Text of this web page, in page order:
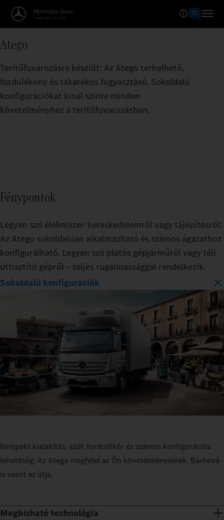
Atego
Terítőfuvarozásra készült: Az Atego terhelhető,
fordulékony és takarékos fogyasztású. Sokoldalú
konfigurációkat kínál szinte minden
követelményhez a terítőfuvarozásban.
Fénypontok
Legyen szó élelmiszer-kereskedelemről vagy tájépítésről:
Az Atego sokoldalúan alkalmazható és számos ágazathoz
konfigurálható. Legyen szó platós gépjárműről vagy téli
úttisztító gépről – teljes rugalmassággal rendelkezik.
Sokoldalú konfigurációk
Kompakt kialakítás, szűk fordulókör és számos konfigurációs
lehetőség: Az Atego megfelel az Ön követelményeinek. Bárhová
is vezet az útja.
Megbízható technológia